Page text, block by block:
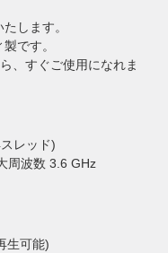
します。
です。
、すぐご使用になれま
レッド)
周波数 3.6 GHz
生可能)